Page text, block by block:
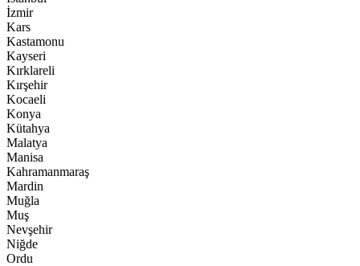
İzmir
Kars
Kastamonu
Kayseri
Kırklareli
Kırşehir
Kocaeli
Konya
Kütahya
Malatya
Manisa
Kahramanmaraş
Mardin
Muğla
Muş
Nevşehir
Niğde
Ordu